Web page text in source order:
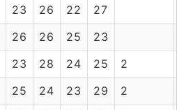
23 26 22
27
26 26 25
23
23 28 24 25
2
25 24 23 29
2